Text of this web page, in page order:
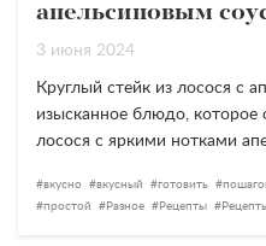
апельсиновым
3 июня 2024
Круглый стейк из лосося с
изысканное блюдо, которое
лосося с яркими нотками
вкусно вкусный готовить
простой
Разное Рецепты